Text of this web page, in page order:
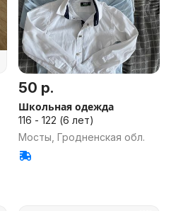
50 р.
Школьная одежда
116 - 122 (6 лет)
Мосты, Гродненская обл.